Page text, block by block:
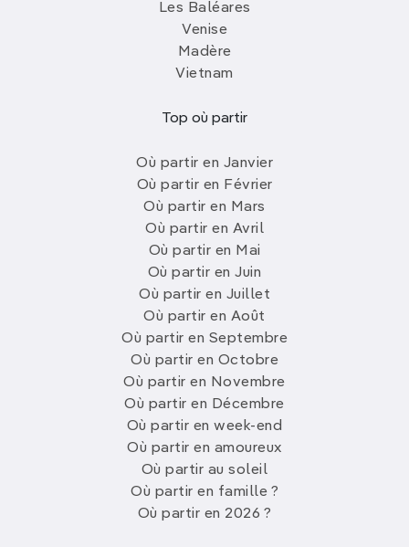
Les Baléares
Venise
Madère
Vietnam
Top où partir
Où partir en Janvier
Où partir en Février
Où partir en Mars
Où partir en Avril
Où partir en Mai
Où partir en Juin
Où partir en Juillet
Où partir en Août
Où partir en Septembre
Où partir en Octobre
Où partir en Novembre
Où partir en Décembre
Où partir en week-end
Où partir en amoureux
Où partir au soleil
Où partir en famille ?
Où partir en 2026 ?